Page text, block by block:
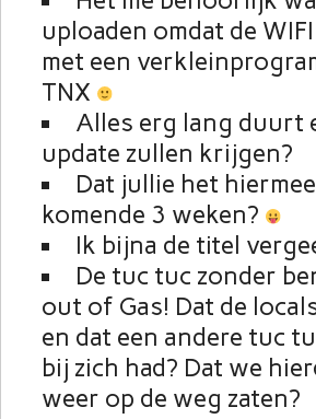
uploaden omdat de
met een
TNX
Alles erg lang duurt
update zullen krijgen?
Dat jullie het
komende 3 weken?
Ik bijna de titel
De tuc tuc zonder
out of Gas! Dat de
en dat een andere tuc
bij zich had? Dat we
weer op de weg zaten?